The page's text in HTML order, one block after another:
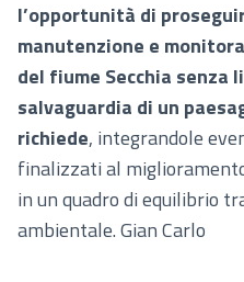
l’opportunità di
manutenzione e
del fiume Secchia senza
salvaguardia di un
richiede, integrandole
finalizzati al
in un quadro di equilibrio
ambientale. Gian Carlo